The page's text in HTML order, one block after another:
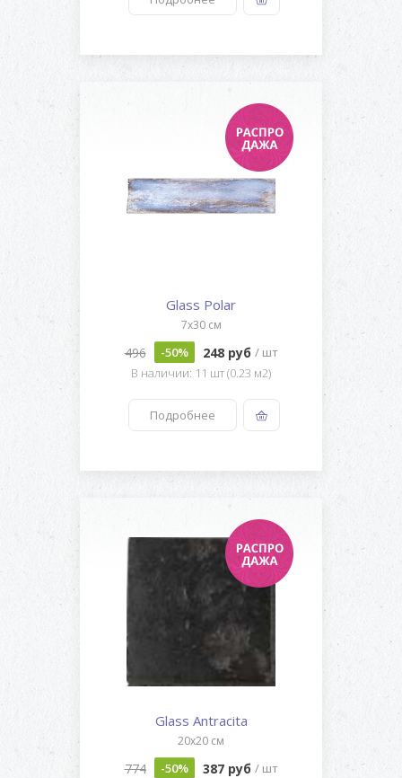
Glass Polar
7x30 см
496 -50% 248 руб / шт
В наличии: 11 шт (0.23 м2)
Подробнее
Glass Antracita
20x20 см
774 -50% 387 руб / шт